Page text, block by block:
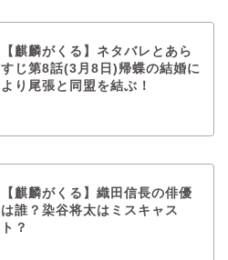
【麒麟がくる】ネタバレとあら
すじ第8話(3月8日)帰蝶の結婚に
より尾張と同盟を結ぶ！
【麒麟がくる】織田信長の俳優
は誰？染谷将太はミスキャス
ト？